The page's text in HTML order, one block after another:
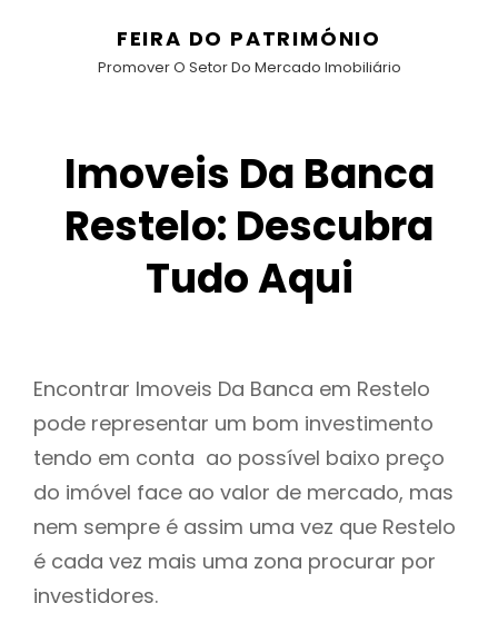
FEIRA DO PATRIMÓNIO
Promover O Setor Do Mercado Imobiliário
Imoveis Da Banca
Restelo: Descubra
Tudo Aqui
Encontrar Imoveis Da Banca em Restelo
pode representar um bom investimento
tendo em conta ao possível baixo preço
do imóvel face ao valor de mercado, mas
nem sempre é assim uma vez que Restelo
é cada vez mais uma zona procurar por
investidores.